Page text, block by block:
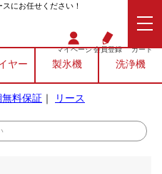
にお任せください！
マイページ会員登録 カート
ヤー 製氷機 洗浄機
無料保証 ｜ リース